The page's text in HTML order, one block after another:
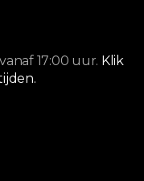
17:00 uur. Klik